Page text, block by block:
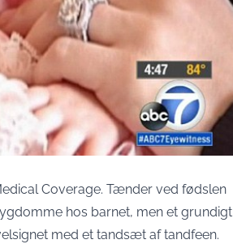
Coverage. Tænder ved fødslen
hos barnet, men et grundigt
med et tandsæt af tandfeen.